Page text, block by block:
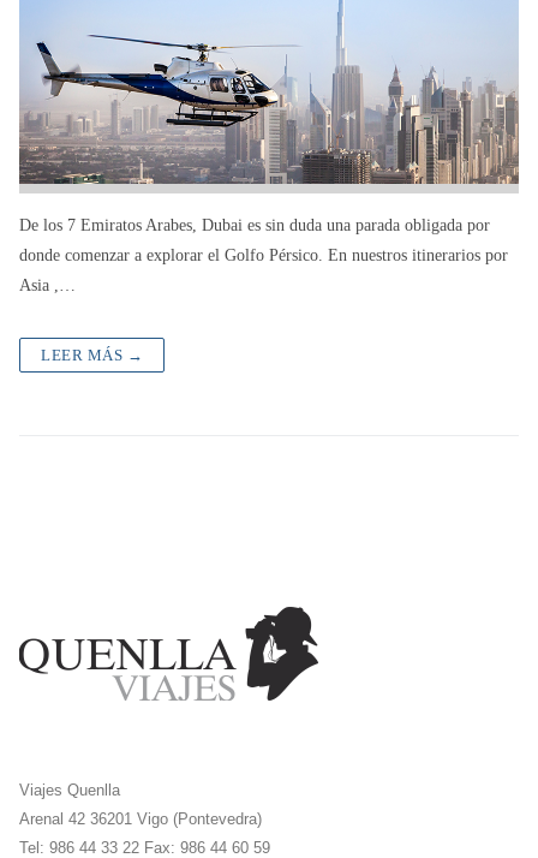
De los 7 Emiratos Arabes, Dubai es sin duda una parada obligada por
donde comenzar a explorar el Golfo Pérsico. En nuestros itinerarios por
Asia ,…
LEER MÁS →
Viajes Quenlla
Arenal 42 36201 Vigo (Pontevedra)
Tel: 986 44 33 22 Fax: 986 44 60 59